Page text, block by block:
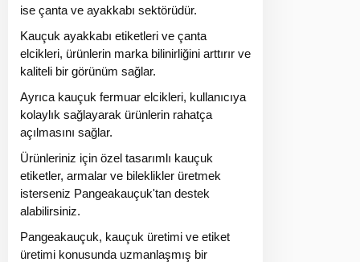
ise çanta ve ayakkabı sektörüdür.
Kauçuk ayakkabı etiketleri ve çanta
elcikleri, ürünlerin marka bilinirliğini arttırır ve
kaliteli bir görünüm sağlar.
Ayrıca kauçuk fermuar elcikleri, kullanıcıya
kolaylık sağlayarak ürünlerin rahatça
açılmasını sağlar.
Ürünleriniz için özel tasarımlı kauçuk
etiketler, armalar ve bileklikler üretmek
isterseniz Pangeakauçuk'tan destek
alabilirsiniz.
Pangeakauçuk, kauçuk üretimi ve etiket
üretimi konusunda uzmanlaşmış bir